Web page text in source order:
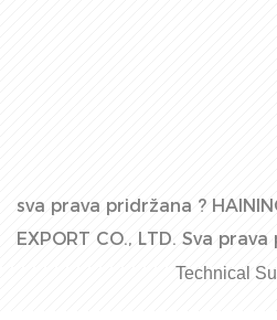
sva prava pridržana ?
EXPORT CO., LTD. Sva prava
Technical